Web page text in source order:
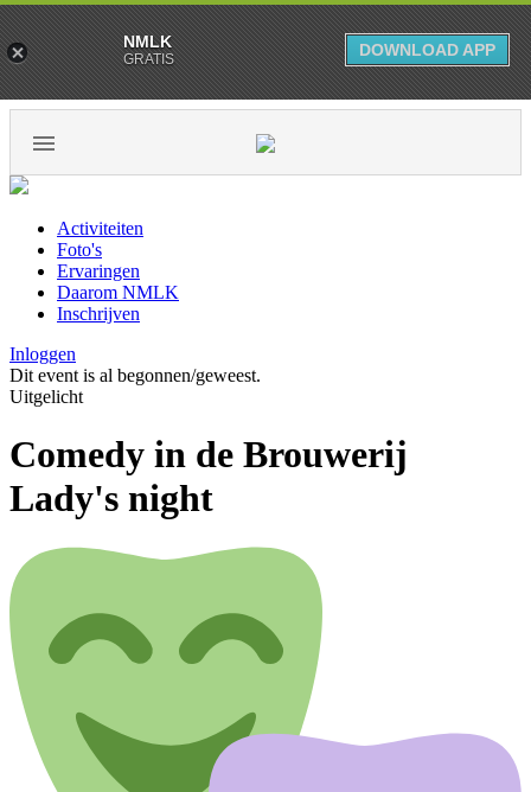
Activiteiten
Foto's
Ervaringen
Daarom NMLK
Inschrijven
Inloggen
Dit event is al begonnen/geweest.
Uitgelicht
Comedy in de Brouwerij
Lady's night
NMLK
GRATIS DOWNLOAD APP